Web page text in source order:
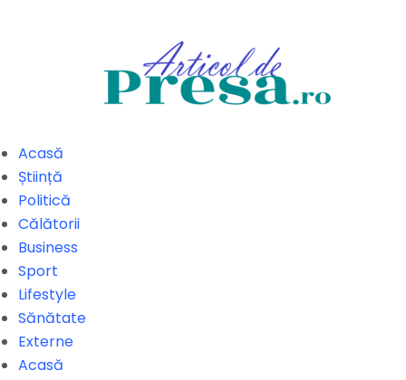
Acasă
Știință
Politică
Călătorii
Business
Sport
Lifestyle
Sănătate
Externe
Acasă